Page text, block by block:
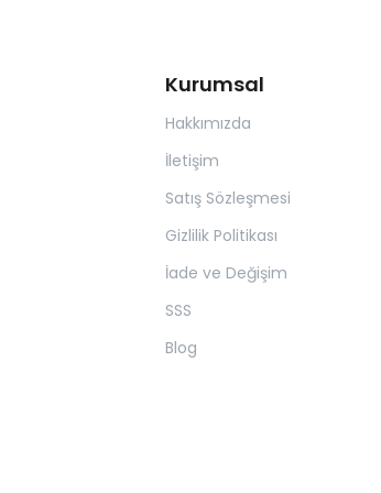
Kurumsal
Hakkımızda
İletişim
Satış Sözleşmesi
Gizlilik Politikası
İade ve Değişim
SSS
Blog